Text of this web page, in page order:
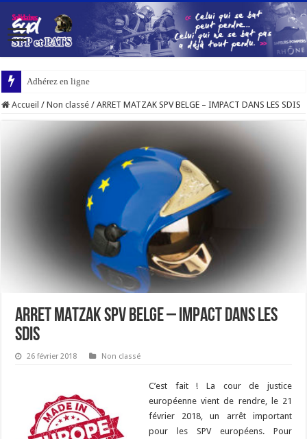
Adhérez en ligne
Accueil / Non classé / ARRET MATZAK SPV BELGE – IMPACT DANS LES SDIS
ARRET MATZAK SPV BELGE – IMPACT DANS LES
SDIS
26 février 2018 Non classé
C’est fait ! La cour de justice
européenne vient de rendre, le 21
février 2018, un arrêt important
pour les SPV européens. Pour